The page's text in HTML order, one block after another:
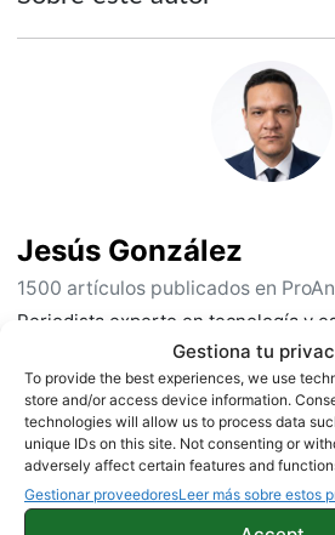
Gestiona tu
To provide the best experiences, we use
store and/or access device information.
technologies will allow us to process data
unique IDs on this site. Not consenting or
adversely affect certain features and
Gestionar proveedoresLeer más sobre estos
Jesús González
1500 artículos publicados en
Periodista experto en tecnología y
móviles Android y telefonía, desde
los gadgets, le encanta estar a la
tecnología desde 2018. Amante de
tablets, smartwatches y todo lo que
probado más de 100 móviles de
capaz de encontrar los detalles más
enX.